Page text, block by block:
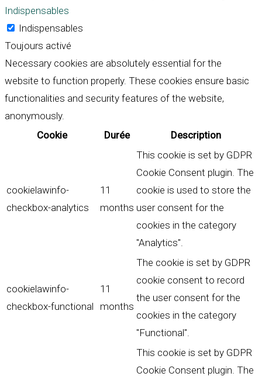
Indispensables
Indispensables
Toujours activé
Necessary cookies are absolutely essential for the
website to function properly. These cookies ensure basic
functionalities and security features of the website,
anonymously.
Cookie
Durée Description
cookielawinfo-
checkbox-analytics
11
months
This cookie is set by GDPR
Cookie Consent plugin. The
cookie is used to store the
user consent for the
cookies in the category
"Analytics".
cookielawinfo-
checkbox-functional
11
months
The cookie is set by GDPR
cookie consent to record
the user consent for the
cookies in the category
"Functional".
This cookie is set by GDPR
Cookie Consent plugin. The